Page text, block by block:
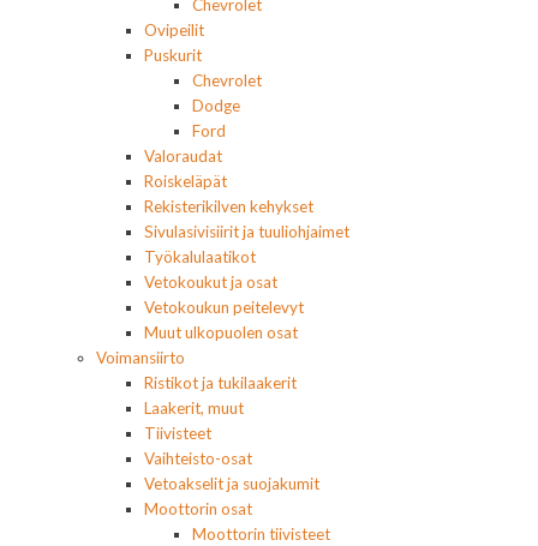
Chevrolet
Ovipeilit
Puskurit
Chevrolet
Dodge
Ford
Valoraudat
Roiskeläpät
Rekisterikilven kehykset
Sivulasivisiirit ja tuuliohjaimet
Työkalulaatikot
Vetokoukut ja osat
Vetokoukun peitelevyt
Muut ulkopuolen osat
Voimansiirto
Ristikot ja tukilaakerit
Laakerit, muut
Tiivisteet
Vaihteisto-osat
Vetoakselit ja suojakumit
Moottorin osat
Moottorin tiivisteet